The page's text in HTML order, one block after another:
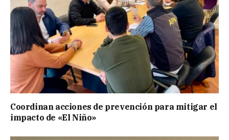
Coordinan acciones de prevención para mitigar el
impacto de «El Niño»